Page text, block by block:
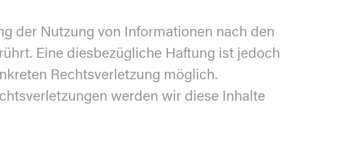
der Nutzung von Informationen nach den
Eine diesbezügliche Haftung ist jedoch
Rechtsverletzung möglich.
werden wir diese Inhalte